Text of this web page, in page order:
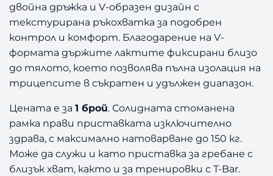
О
Х
В
Т
К
А
А
Т
Р
И
Ц
двойна дръжка и V-образен дизайн с
текстурирана ръкохватка за подобрен
контрол и комфорт. Благодарение на V-
формата държите лактите фиксирани близо
до тялото, което позволява пълна изолация на
трицепсите в съкратен и удължен диапазон.
Цената е за1 брой. Солидната стоманена
рамка прави приставката изключително
здрава, с максимално натоварване до 150 кг.
Може да служи и като приставка за гребане с
близък хват, както и за тренировки с T-Bar.